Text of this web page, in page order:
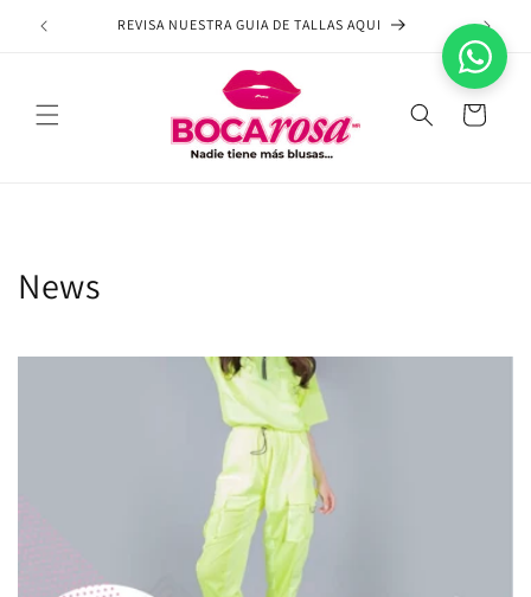
directamenteREVISA NUESTRA GUIA DE TALLAS AQUI
Carrito
News